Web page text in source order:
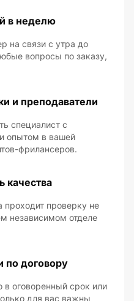
в неделю
на связи с утра до
вопросы по заказу,
и преподаватели
специалист с
опытом в вашей
фрилансеров.
качества
проходит проверку не
независимом отделе
договору
в оговоренный срок или
для вас важны